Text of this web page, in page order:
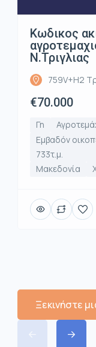
Κωδικος
Ν.Τριγλιας
759V+H2
€70.000
Γη
Εμβαδόν
733τ.μ.
Μακεδονία
Ξεκινήστε